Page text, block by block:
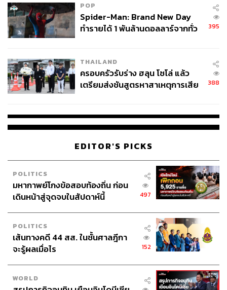
POP
Spider-Man: Brand New Day
ทำรายได้ 1 พันล้านดอลลาร์จากทั่ว
395
THAILAND
ครอบครัวรับร่าง ฮลุน โซโล่ แล้ว
เตรียมส่งชันสูตรหาสาเหตุการเสีย
388
EDITOR'S PICKS
POLITICS
มหากาพย์โกงข้อสอบท้องถิ่น ก่อน
เดินหน้าสู่จุดจบในสัปดาห์นี้
497
POLITICS
เส้นทางคดี 44 สส. ในชั้นศาลฎีกา
จะรู้ผลเมื่อไร
152
WORLD